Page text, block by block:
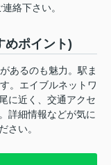
絡下さい。
めポイント)
あるのも魅力。駅ま
。エイブルネットワ
近く、交通アクセ
詳細情報などが気に
さい。